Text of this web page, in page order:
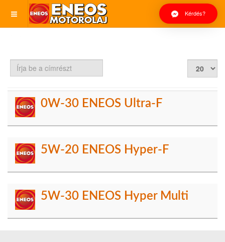
Kérdés?
Írja
a
0W-30 ENEOS Ultra-F
5W-20 ENEOS Hyper-F
5W-30 ENEOS Hyper Multi